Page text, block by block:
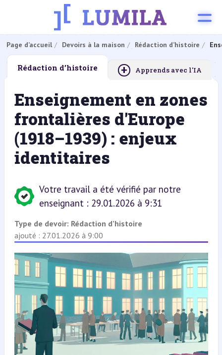
Page d’accueil Devoirs à la maison Rédaction d’histoire
Rédaction d’histoire + Apprends avec l'IA
Enseignement en zones
frontalières d'Europe
(1918–1939) : enjeux
identitaires
Votre travail a été vérifié par notre
enseignant : 29.01.2026 à 9:31
Type de devoir: Rédaction d’histoire
ajouté : 27.01.2026 à 9:00